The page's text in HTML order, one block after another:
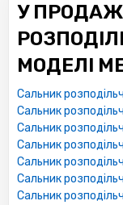
У
МОДЕЛІ
Сальник
Сальник
Сальник
Сальник
Сальник
Сальник
Сальник